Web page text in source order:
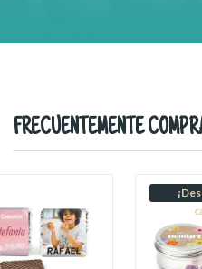
FRECUENTEMENTE